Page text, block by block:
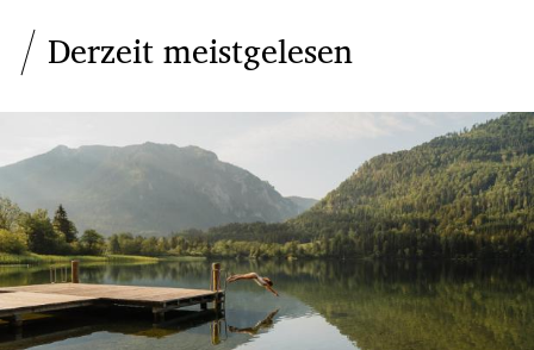
Derzeit meistgelesen